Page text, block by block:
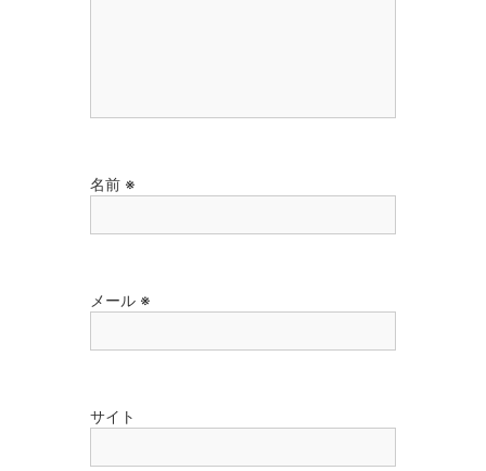
名前 ※
メール ※
サイト